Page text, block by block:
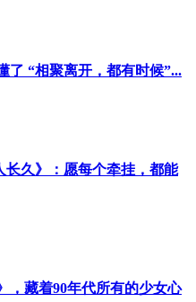
了 “相聚离开，都有时候”...
长久》：愿每个牵挂，都能
，藏着90年代所有的少女心